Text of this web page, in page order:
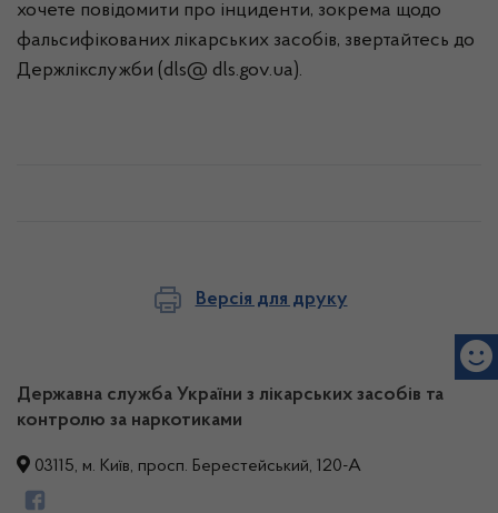
хочете повідомити про інциденти, зокрема щодо
фальсифікованих лікарських засобів, звертайтесь до
Держлікслужби (dls@ dls.gov.ua).
Версія для друку
Державна служба України з лікарських засобів та
контролю за наркотиками
03115, м. Київ, просп. Берестейський, 120-А